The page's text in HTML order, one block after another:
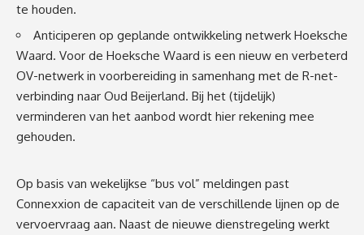
te houden.
Anticiperen op geplande ontwikkeling netwerk Hoeksche
Waard. Voor de Hoeksche Waard is een nieuw en verbeterd
OV-netwerk in voorbereiding in samenhang met de R-net-
verbinding naar Oud Beijerland. Bij het (tijdelijk)
verminderen van het aanbod wordt hier rekening mee
gehouden.
Op basis van wekelijkse “bus vol” meldingen past
Connexxion de capaciteit van de verschillende lijnen op de
vervoervraag aan. Naast de nieuwe dienstregeling werkt